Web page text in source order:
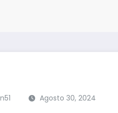
Agosto 30, 2024